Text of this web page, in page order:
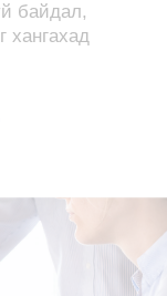
байдал,
хангахад